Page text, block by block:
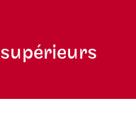
supérieurs